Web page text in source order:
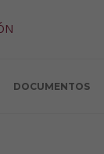
DOCUMENTOS